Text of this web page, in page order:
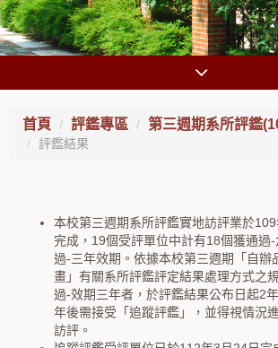
首頁 評鑑專區 第三週期系所評鑑
評鑑結果
本校第三週期系所評鑑實地訪評業於
完成，19個受評單位中計有18個獲通過
過-三年效期。依據本校第三週期「自辦
畫」有關系所評鑑評定結果處理方式之
過-效期三年者，於評鑑結果公布日起2
年後需接受「追蹤評鑑」，並得視情況
訪評。